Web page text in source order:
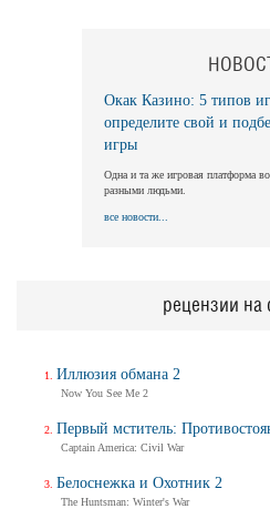
Окак Казино: 5 типов
определите свой и
игры
Одна и та же игровая платформа
разными людьми.
все новости...
рецензии
Иллюзия обмана 2
Now You See Me 2
Первый мститель:
Captain America: Civil War
Белоснежка и Охотник 2
The Huntsman: Winter's War